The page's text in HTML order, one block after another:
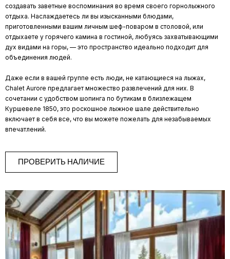
создавать заветные воспоминания во время своего горнолыжного
отдыха. Наслаждаетесь ли вы изысканными блюдами,
приготовленными вашим личным шеф-поваром в столовой, или
отдыхаете у горячего камина в гостиной, любуясь захватывающими
дух видами на горы, — это пространство идеально подходит для
объединения людей.
Даже если в вашей группе есть люди, не катающиеся на лыжах,
Chalet Aurore предлагает множество развлечений для них. В
сочетании с удобством шопинга по бутикам в близлежащем
Куршевеле 1850, это роскошное лыжное шале действительно
включает в себя все, что вы можете пожелать для незабываемых
впечатлений.
ПРОВЕРИТЬ НАЛИЧИЕ